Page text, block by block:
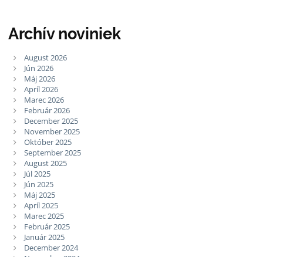
Archív noviniek
August 2026
Jún 2026
Máj 2026
Apríl 2026
Marec 2026
Február 2026
December 2025
November 2025
Október 2025
September 2025
August 2025
Júl 2025
Jún 2025
Máj 2025
Apríl 2025
Marec 2025
Február 2025
Január 2025
December 2024